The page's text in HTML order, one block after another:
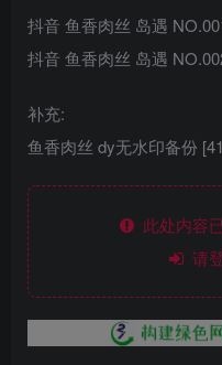
抖音 鱼香肉丝 岛遇
抖音 鱼香肉丝 岛遇
补充:
鱼香肉丝 dy无水印备份
此处内容
请